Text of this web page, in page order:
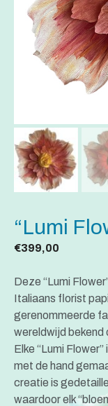
“Lumi
€399,00
Deze “Lumi
Italiaans florist
gerenommeerde
wereldwijd bekend
Elke “Lumi
met de hand
creatie is
waardoor elk